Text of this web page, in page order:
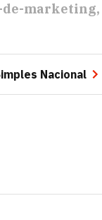
de-marketing
Nacional